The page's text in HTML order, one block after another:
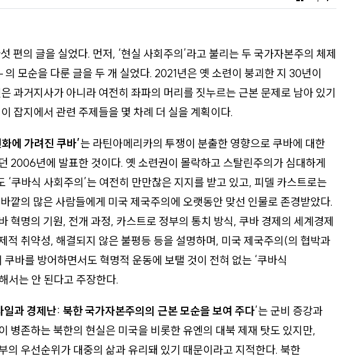
편의 글을 실었다. 먼저, ‘현실 사회주의’라고 불리는 두 국가자본주의 체제
모순을 다룬 글을 두 개 실었다. 2021년은 옛 소련이 붕괴한 지 30년이
과거지사가 아니라 여전히 좌파의 머리를 짓누르는 근본 문제로 남아 있기
잡지에서 관련 주제들을 몇 차례 더 실을 계획이다.
화에 가려진 쿠바’는 라틴아메리카의 투쟁이 분출한 영향으로 쿠바에 대한
2006년에 발표한 것이다. 옛 소련권이 몰락하고 스탈린주의가 심대하게
‘쿠바식 사회주의’는 여전히 만만찮은 지지를 받고 있고, 피델 카스트로는
깥의 많은 사람들에게 미국 제국주의에 오랫동안 맞선 인물로 존경받았다.
혁명의 기원, 전개 과정, 카스트로 정부의 통치 방식, 쿠바 경제의 세계경제
적 취약성, 해결되지 않은 불평등 등을 설명하며, 미국 제국주의(의 협박과
바를 방어하면서도 혁명적 운동에 보탤 것이 전혀 없는 ‘쿠바식
서는 안 된다고 주장한다.
일과 경제난: 북한 국가자본주의의 근본 모순을 보여 주다’는 군비 증강과
병존하는 북한의 현실은 미국을 비롯한 유엔의 대북 제재 탓도 있지만,
의 우선순위가 대중의 삶과 유리돼 있기 때문이라고 지적한다. 북한